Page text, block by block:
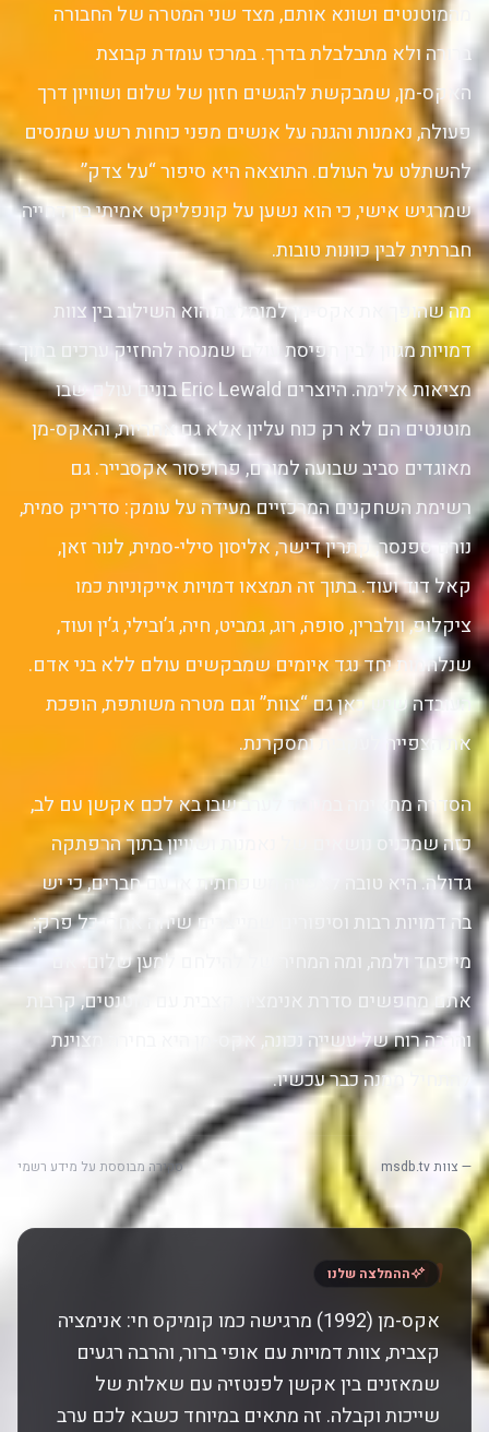
מהמוטנטים ושונא אותם, מצד שני המטרה של החבורה
ברורה ולא מתבלבלת בדרך. במרכז עומדת קבוצת
האקס-מן, שמבקשת להגשים חזון של שלום ושוויון דרך
פעולה, נאמנות והגנה על אנשים מפני כוחות רשע שמנסים
להשתלט על העולם. התוצאה היא סיפור “על צדק”
שמרגיש אישי, כי הוא נשען על קונפליקט אמיתי בין דחייה
חברתית לבין כוונות טובות.
מה שהופך את אקס-מן למומלצת הוא השילוב בין צוות
דמויות מגוון לבין תפיסת עולם שמנסה להחזיק ערכים בתוך
מציאות אלימה. היוצרים Eric Lewald בונים עולם שבו
מוטנטים הם לא רק כוח עליון אלא גם אחריות, והאקס-מן
מאוגדים סביב שבועה למורם, פרופסור אקסבייר. גם
רשימת השחקנים המרכזיים מעידה על עומק: סדריק סמית,
נורם ספנסר, קתרין דישר, אליסון סילי-סמית, לנור זאן,
קאל דוד ועוד. בתוך זה תמצאו דמויות אייקוניות כמו
ציקלופ, וולברין, סופה, רוג, גמביט, חיה, ג’ובילי, ג’ין ועוד,
שנלחמות יחד נגד איומים שמבקשים עולם ללא בני אדם.
העובדה שיש כאן גם “צוות” וגם מטרה משותפת, הופכת
את הצפייה לעקבית ומסקרנת.
הסדרה מתאימה במיוחד לערב שבו בא לכם אקשן עם לב,
כזה שמכניס נושאים של נאמנות ושוויון בתוך הרפתקה
גדולה. היא טובה לצפייה משפחתית או עם חברים, כי יש
בה דמויות רבות וסיפורים שמייצרים שיחה אחרי כל פרק:
מי פחד ולמה, ומה המחיר של להילחם למען שלום. אם
אתם מחפשים סדרת אנימציה קצבית עם מוטנטים, קרבות
והרבה רוח של עשייה נכונה, אקס-מן היא בחירה מצוינת
להתחיל ממנה כבר עכשיו.
— צוות msdb.tv סקירה מבוססת על מידע רשמי
" ההמלצה שלנו
אקס-מן (1992) מרגישה כמו קומיקס חי: אנימציה
קצבית, צוות דמויות עם אופי ברור, והרבה רגעים
שמאזנים בין אקשן לפנטזיה עם שאלות של
שייכות וקבלה. זה מתאים במיוחד כשבא לכם ערב